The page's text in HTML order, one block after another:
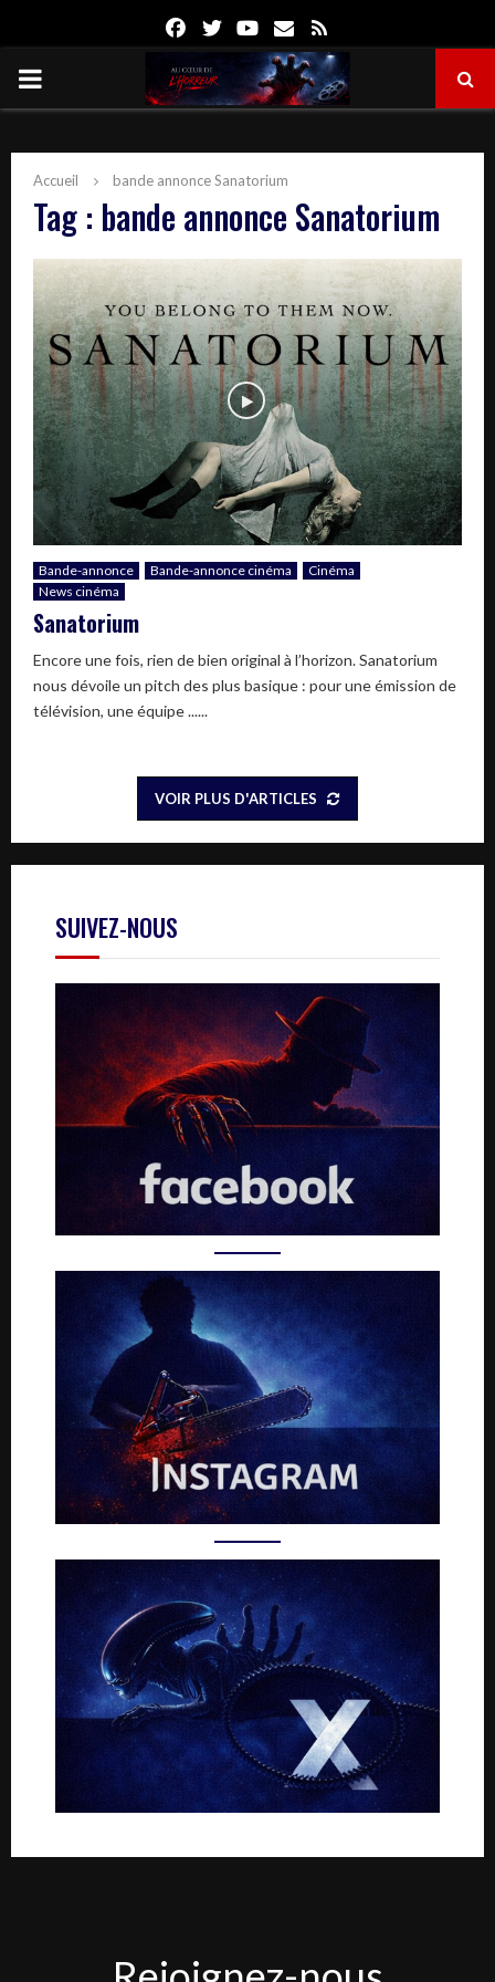
FacebookTwitterYoutube
Email
PRIMARY
Accueil bande annonce Sanatorium
Tag : bande annonce Sanatorium
Bande-annonce Bande-annonce cinéma
Cinéma
News cinéma
Sanatorium
Encore une fois, rien de bien original à l’horizon. Sanatorium
nous dévoile un pitch des plus basique : pour une émission de
télévision, une équipe ......
VOIR PLUS D'ARTICLES
SUIVEZ-NOUS